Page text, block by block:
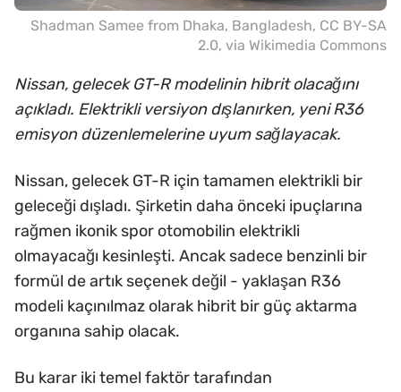
Shadman Samee from Dhaka, Bangladesh, CC BY-SA
2.0, via Wikimedia Commons
Nissan, gelecek GT-R modelinin hibrit olacağını
açıkladı. Elektrikli versiyon dışlanırken, yeni R36
emisyon düzenlemelerine uyum sağlayacak.
Nissan, gelecek GT-R için tamamen elektrikli bir
geleceği dışladı. Şirketin daha önceki ipuçlarına
rağmen ikonik spor otomobilin elektrikli
olmayacağı kesinleşti. Ancak sadece benzinli bir
formül de artık seçenek değil - yaklaşan R36
modeli kaçınılmaz olarak hibrit bir güç aktarma
organına sahip olacak.
Bu karar iki temel faktör tarafından